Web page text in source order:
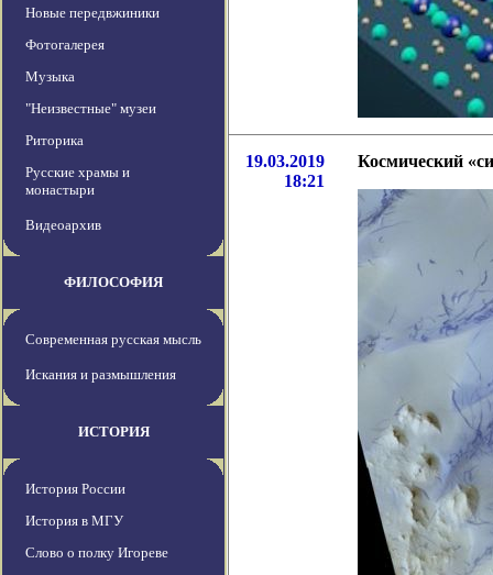
Новые передвжиники
Фотогалерея
Музыка
"Неизвестные" музеи
Риторика
Русские храмы и
монастыри
Видеоархив
ФИЛОСОФИЯ
Современная русская мысль
Искания и размышления
ИСТОРИЯ
История России
История в МГУ
Слово о полку Игореве
19.03.2019
18:21
Космический